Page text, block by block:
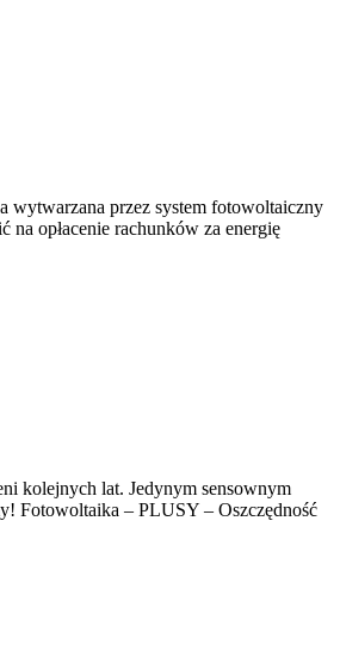
wytwarzana przez system fotowoltaiczny
na opłacenie rachunków za energię
kolejnych lat. Jedynym sensownym
Fotowoltaika – PLUSY – Oszczędność